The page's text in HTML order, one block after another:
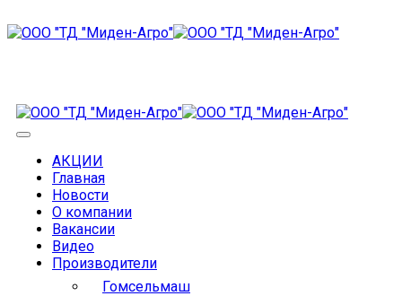
АКЦИИ
Главная
Новости
О компании
Вакансии
Видео
Производители
Гомсельмаш